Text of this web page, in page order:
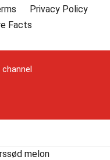
Privacy Policy
Facts
melon